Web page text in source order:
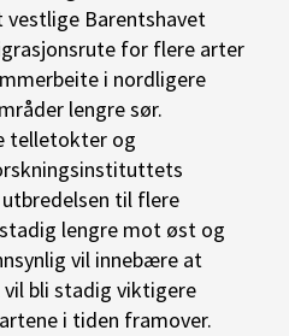
vestlige Barentshavet
for flere arter
i nordligere
lengre sør.
telletokter og
til flere
lengre mot øst og
vil innebære at
bli stadig viktigere
i tiden framover.